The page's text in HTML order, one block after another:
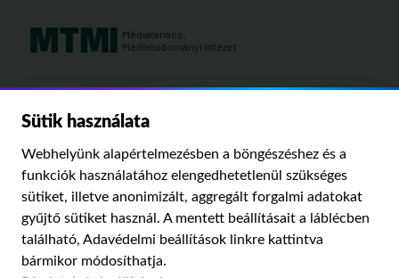
Sütik használata
Webhelyünk alapértelmezésben a böngészéshez és a
funkciók használatához elengedhetetlenül szükséges
sütiket, illetve anonimizált, aggregált forgalmi adatokat
gyűjtő sütiket használ. A mentett beállításait a láblécben
található, Adavédelmi beállítások linkre kattintva
bármikor módosíthatja.
Médiatanács,
Médiatudományi Intézet
Kutatási területeink:
MÉDIA ÉS TÁRSADALOM
PUBLIKÁCIÓINKRÓLUNKIMPRESSZUMSZERZŐI JOGOK
ADATVÉDELMI BEÁLLÍTÁSOK